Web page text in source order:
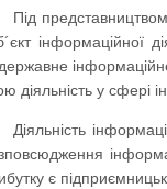
Під
інформаційної
діяльність у сфері
Діяльність
є